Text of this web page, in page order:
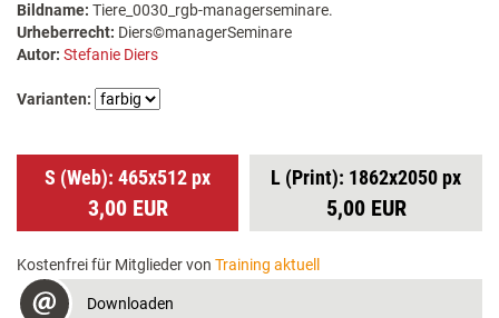
Bildname: Tiere_0030_rgb-managerseminare.
Urheberrecht: Diers©managerSeminare
Autor: Stefanie Diers
Varianten:
S (Web): 465x512 px
3,00 EUR
L (Print): 1862x2050 px
5,00 EUR
Kostenfrei für Mitglieder von Training aktuell
Downloaden